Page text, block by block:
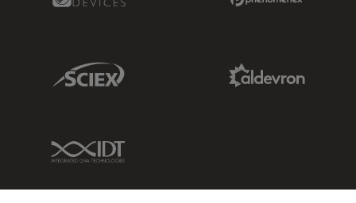
Sciex Link
IDT Link